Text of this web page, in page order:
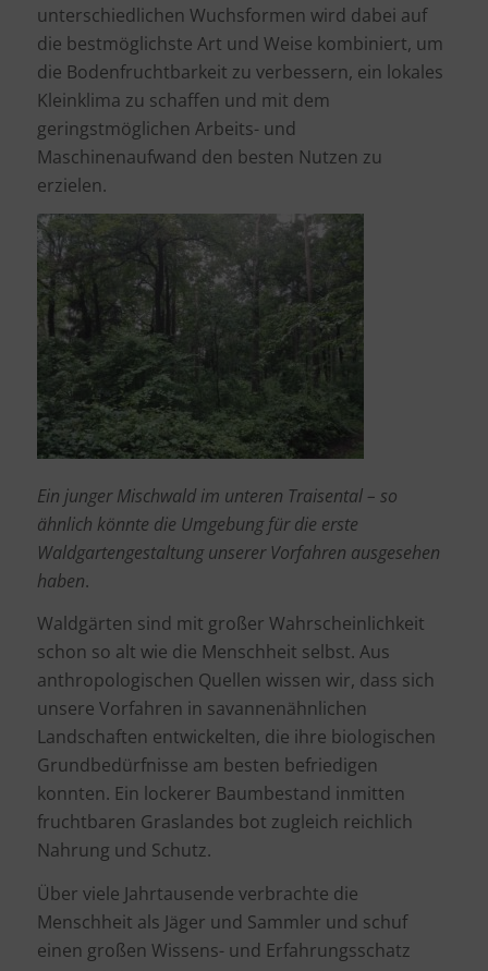
unterschiedlichen Wuchsformen wird dabei auf
die bestmöglichste Art und Weise kombiniert, um
die Bodenfruchtbarkeit zu verbessern, ein lokales
Kleinklima zu schaffen und mit dem
geringstmöglichen Arbeits- und
Maschinenaufwand den besten Nutzen zu
erzielen.
Ein junger Mischwald im unteren Traisental – so
ähnlich könnte die Umgebung für die erste
Waldgartengestaltung unserer Vorfahren ausgesehen
haben.
Waldgärten sind mit großer Wahrscheinlichkeit
schon so alt wie die Menschheit selbst. Aus
anthropologischen Quellen wissen wir, dass sich
unsere Vorfahren in savannenähnlichen
Landschaften entwickelten, die ihre biologischen
Grundbedürfnisse am besten befriedigen
konnten. Ein lockerer Baumbestand inmitten
fruchtbaren Graslandes bot zugleich reichlich
Nahrung und Schutz.
Über viele Jahrtausende verbrachte die
Menschheit als Jäger und Sammler und schuf
einen großen Wissens- und Erfahrungsschatz